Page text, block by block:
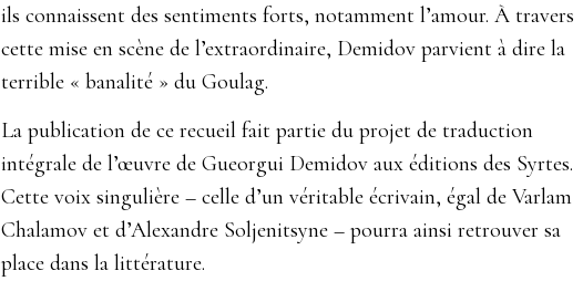
ils connaissent des sentiments forts, notamment l’amour. À travers
cette mise en scène de l’extraordinaire, Demidov parvient à dire la
terrible « banalité » du Goulag.
La publication de ce recueil fait partie du projet de traduction
intégrale de l’œuvre de Gueorgui Demidov aux éditions des Syrtes.
Cette voix singulière – celle d’un véritable écrivain, égal de Varlam
Chalamov et d’Alexandre Soljenitsyne – pourra ainsi retrouver sa
place dans la littérature.